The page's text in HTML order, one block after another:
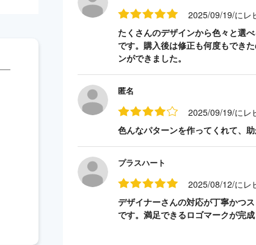
2025/09/19/にレ
たくさんのデザインから色々と選
です。購入後は修正も何度もでき
ンができました。
匿名
2025/09/19/にレ
色んなパターンを作ってくれて、助
プラスハート
2025/08/12/にレ
デザイナーさんの対応が丁寧かつ
です。満足できるロゴマークが完成